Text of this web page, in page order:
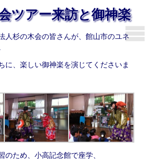
ツアー来訪と御神楽
人杉の木会の皆さんが、館山市のユネ
に、楽しい御神楽を演じてくださいま
のため、小高記念館で座学、